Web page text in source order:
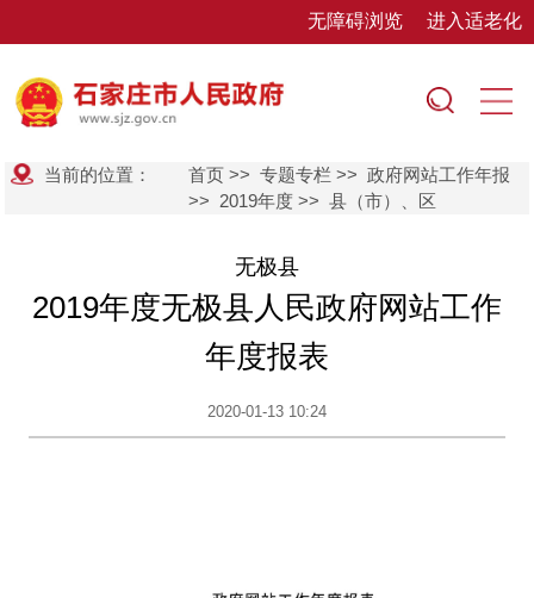
无障碍浏览 进入适老化
当前的位置： 首页 >>专题专栏 >>政府网站工作年报
>> 2019年度 >>县（市）、区
无极县
2019年度无极县人民政府网站工作
年度报表
2020-01-13 10:24